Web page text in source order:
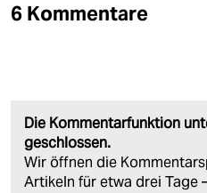
6 Kommentare
Die Kommentarfunktion
geschlossen.
Wir öffnen die
Artikeln für etwa drei Tage